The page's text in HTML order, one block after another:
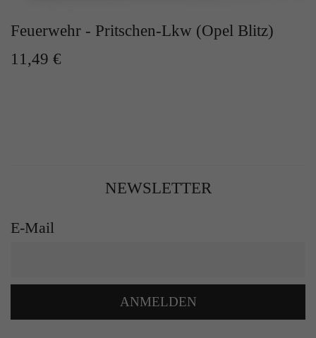
Feuerwehr - Pritschen-Lkw (Opel Blitz)
11,49 €
NEWSLETTER
E-Mail
ANMELDEN